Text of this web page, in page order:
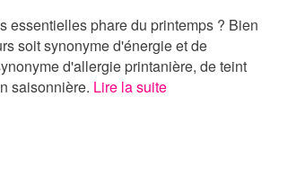
essentielles phare du printemps ? Bien
soit synonyme d'énergie et de
d'allergie printanière, de teint
saisonnière. Lire la suite